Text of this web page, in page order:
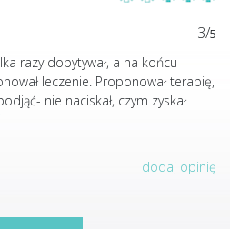
3/5
razy dopytywał, a na końcu
leczenie. Proponował terapię,
nie naciskał, czym zyskał
dodaj opinię